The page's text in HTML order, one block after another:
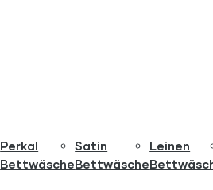
Perkal
Bettwäsche
Satin
Bettwäsche
Leinen